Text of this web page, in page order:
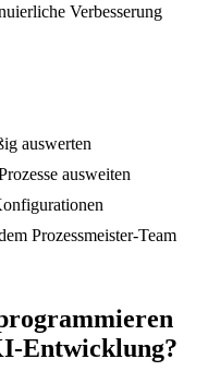
Verbesserung
auswerten
ausweiten
Prozessmeister-Team
Entwicklung?